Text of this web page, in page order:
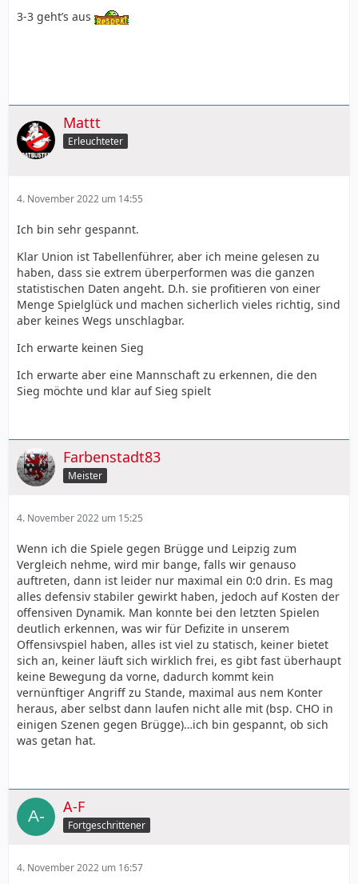
3-3 geht’s aus
Mattt
Erleuchteter
4. November 2022 um 14:55
Ich bin sehr gespannt.
Klar Union ist Tabellenführer, aber ich meine gelesen zu
haben, dass sie extrem überperformen was die ganzen
statistischen Daten angeht. D.h. sie profitieren von einer
Menge Spielglück und machen sicherlich vieles richtig, sind
aber keines Wegs unschlagbar.
Ich erwarte keinen Sieg
Ich erwarte aber eine Mannschaft zu erkennen, die den
Sieg möchte und klar auf Sieg spielt
Farbenstadt83
Meister
4. November 2022 um 15:25
Wenn ich die Spiele gegen Brügge und Leipzig zum
Vergleich nehme, wird mir bange, falls wir genauso
auftreten, dann ist leider nur maximal ein 0:0 drin. Es mag
alles defensiv stabiler gewirkt haben, jedoch auf Kosten der
offensiven Dynamik. Man konnte bei den letzten Spielen
deutlich erkennen, was wir für Defizite in unserem
Offensivspiel haben, alles ist viel zu statisch, keiner bietet
sich an, keiner läuft sich wirklich frei, es gibt fast überhaupt
keine Bewegung da vorne, dadurch kommt kein
vernünftiger Angriff zu Stande, maximal aus nem Konter
heraus, aber selbst dann laufen nicht alle mit (bsp. CHO in
einigen Szenen gegen Brügge)…ich bin gespannt, ob sich
was getan hat.
A-F
Fortgeschrittener
4. November 2022 um 16:57